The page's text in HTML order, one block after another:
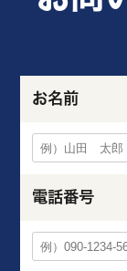
お名前
電話番号